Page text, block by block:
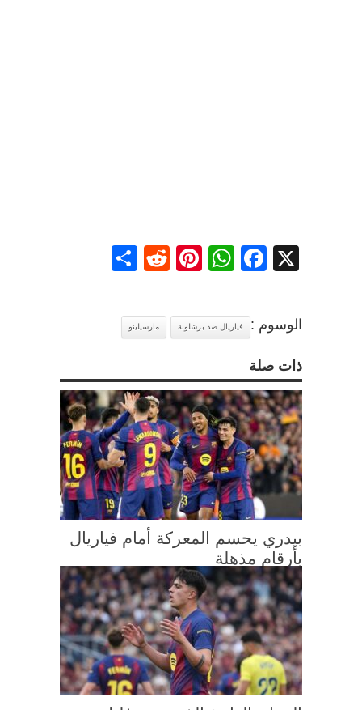
X
Facebook
WhatsApp
Pinterest
Reddit
الوسوم : فياريال ضد برشلونة مارسيلينو
ذات صلة
بيدري يحسم المعركة أمام فياريال
بأرقام مذهلة